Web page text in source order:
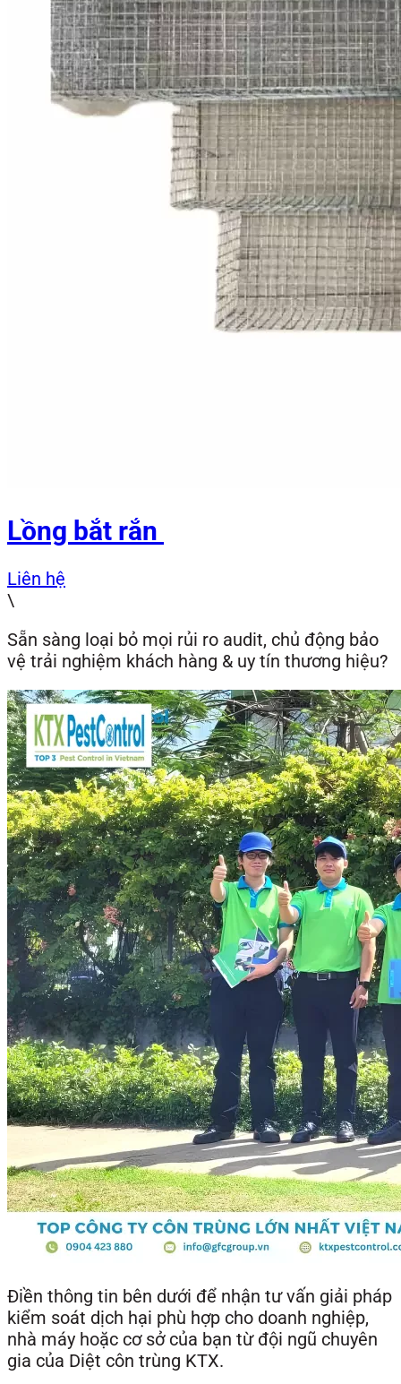
Lồng bắt rắn
Liên hệ
\
Sẵn sàng loại bỏ mọi rủi ro audit, chủ động bảo
vệ trải nghiệm khách hàng & uy tín thương hiệu?
Điền thông tin bên dưới để nhận tư vấn giải pháp
kiểm soát dịch hại phù hợp cho doanh nghiệp,
nhà máy hoặc cơ sở của bạn từ đội ngũ chuyên
gia của Diệt côn trùng KTX.